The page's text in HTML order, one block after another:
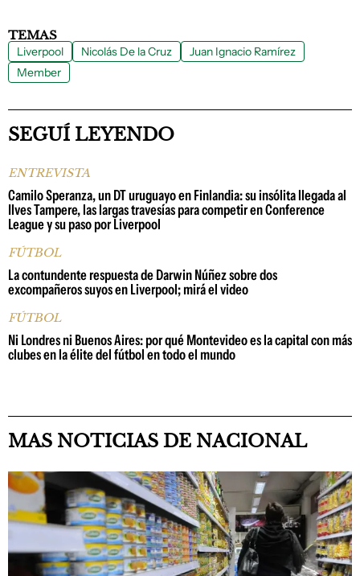
TEMAS
Liverpool Nicolás De la Cruz
Juan Ignacio Ramírez
Member
SEGUÍ LEYENDO
ENTREVISTA
Camilo Speranza, un DT uruguayo en Finlandia: su insólita llegada al
Ilves Tampere, las largas travesías para competir en Conference
League y su paso por Liverpool
FÚTBOL
La contundente respuesta de Darwin Núñez sobre dos
excompañeros suyos en Liverpool; mirá el video
FÚTBOL
Ni Londres ni Buenos Aires: por qué Montevideo es la capital con más
clubes en la élite del fútbol en todo el mundo
MAS NOTICIAS DE NACIONAL